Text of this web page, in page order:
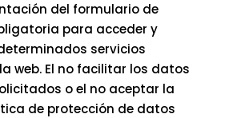
del formulario de
para acceder y
servicios
web. El no facilitar los datos
o el no aceptar la
de protección de datos